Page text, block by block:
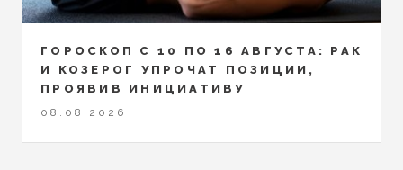
ГОРОСКОП С 10 ПО 16 АВГУСТА: РАК
И КОЗЕРОГ УПРОЧАТ ПОЗИЦИИ,
ПРОЯВИВ ИНИЦИАТИВУ
08.08.2026